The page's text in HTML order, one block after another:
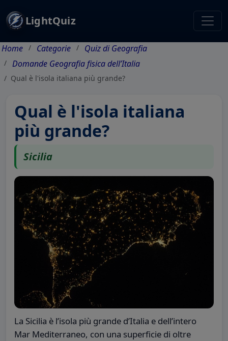
LightQuiz
Home Categorie
Quiz di Geografia
Domande Geografia fisica dell’Italia
Qual è l'isola italiana più grande?
Qual è l'isola italiana
più grande?
Sicilia
La Sicilia è l’isola più grande d’Italia e dell’intero
Mar Mediterraneo, con una superficie di oltre